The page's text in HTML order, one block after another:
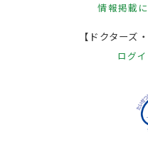
情報掲載
【ドクターズ
ログ